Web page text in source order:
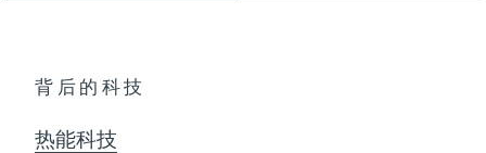
背后的科技
热能科技